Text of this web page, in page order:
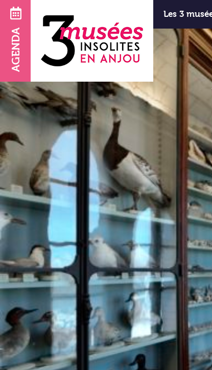
AGENDA
Les 3
d’Art